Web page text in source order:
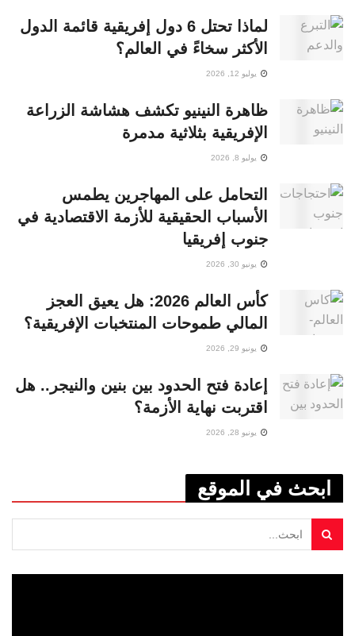
لماذا تحتل 6 دول إفريقية قائمة الدول
الأكثر سخاءً في العالم؟
يوليو 12, 2026
ظاهرة النينيو تكشف هشاشة الزراعة
الإفريقية بثلاثية مدمرة
يوليو 8, 2026
التحامل على المهاجرين يطمس
الأسباب الحقيقية للأزمة الاقتصادية في
جنوب إفريقيا
يونيو 30, 2026
كأس العالم 2026: هل يعيق العجز
المالي طموحات المنتخبات الإفريقية؟
يونيو 29, 2026
إعادة فتح الحدود بين بنين والنيجر.. هل
اقتربت نهاية الأزمة؟
يونيو 28, 2026
ابحث في الموقع